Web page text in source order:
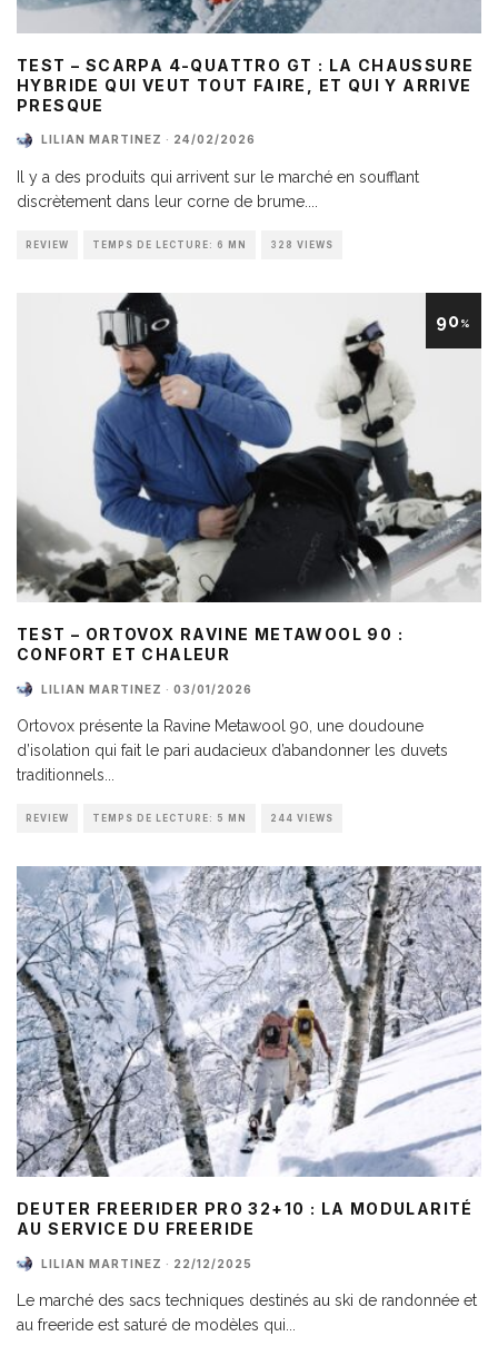
TEST – SCARPA 4-QUATTRO GT : LA CHAUSSURE
HYBRIDE QUI VEUT TOUT FAIRE, ET QUI Y ARRIVE
PRESQUE
LILIAN MARTINEZ · 24/02/2026
Il y a des produits qui arrivent sur le marché en soufflant
discrètement dans leur corne de brume.
REVIEW TEMPS DE LECTURE: 6 MN 328 VIEWS
90%
TEST – ORTOVOX RAVINE METAWOOL 90 :
CONFORT ET CHALEUR
LILIAN MARTINEZ · 03/01/2026
Ortovox présente la Ravine Metawool 90, une doudoune
d’isolation qui fait le pari audacieux d’abandonner les duvets
traditionnels...
REVIEW TEMPS DE LECTURE: 5 MN 244 VIEWS
DEUTER FREERIDER PRO 32+10 : LA MODULARITÉ
AU SERVICE DU FREERIDE
LILIAN MARTINEZ · 22/12/2025
Le marché des sacs techniques destinés au ski de randonnée et
au freeride est saturé de modèles qui